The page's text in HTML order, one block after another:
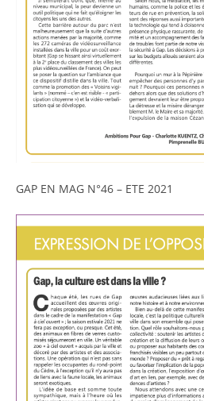
GAP EN MAG N°46 – ETE 2021